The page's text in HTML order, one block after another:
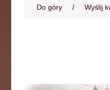
Do góry / Wyślij